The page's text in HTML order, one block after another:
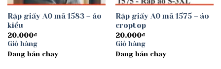
Rập giấy A0 mã 1583 – áo
kiểu
20.000₫
Giỏ hàng
Đang bán chạy
Rập giấy A0 mã 1575 – áo
croptop
20.000₫
Giỏ hàng
Đang bán chạy